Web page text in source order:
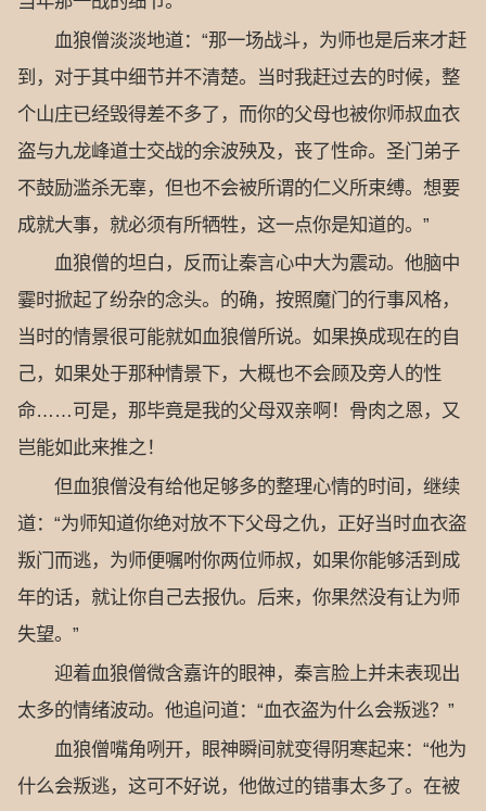
血狼僧淡淡地道：“那一场战斗，为师也是后来才赶
到，对于其中细节并不清楚。当时我赶过去的时候，整
个山庄已经毁得差不多了，而你的父母也被你师叔血衣
盗与九龙峰道士交战的余波殃及，丧了性命。圣门弟子
不鼓励滥杀无辜，但也不会被所谓的仁义所束缚。想要
成就大事，就必须有所牺牲，这一点你是知道的。”
血狼僧的坦白，反而让秦言心中大为震动。他脑中
霎时掀起了纷杂的念头。的确，按照魔门的行事风格，
当时的情景很可能就如血狼僧所说。如果换成现在的自
己，如果处于那种情景下，大概也不会顾及旁人的性
命……可是，那毕竟是我的父母双亲啊！骨肉之恩，又
岂能如此来推之！
但血狼僧没有给他足够多的整理心情的时间，继续
道：“为师知道你绝对放不下父母之仇，正好当时血衣盗
叛门而逃，为师便嘱咐你两位师叔，如果你能够活到成
年的话，就让你自己去报仇。后来，你果然没有让为师
失望。”
迎着血狼僧微含嘉许的眼神，秦言脸上并未表现出
太多的情绪波动。他追问道：“血衣盗为什么会叛逃？”
血狼僧嘴角咧开，眼神瞬间就变得阴寒起来：“他为
什么会叛逃，这可不好说，他做过的错事太多了。在被